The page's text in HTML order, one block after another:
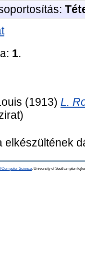
1.
(1913) L.
elkészültének
Computer Science , University of Southampton